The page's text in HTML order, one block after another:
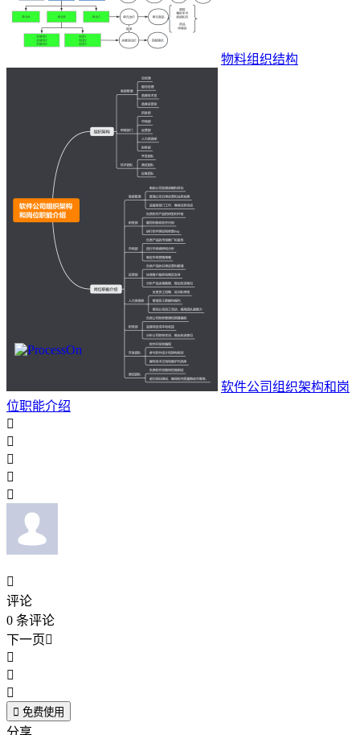
物料组织结构
软件公司组织架构和岗
位职能介绍






评论
0 条评论
下一页



 免费使用
分享